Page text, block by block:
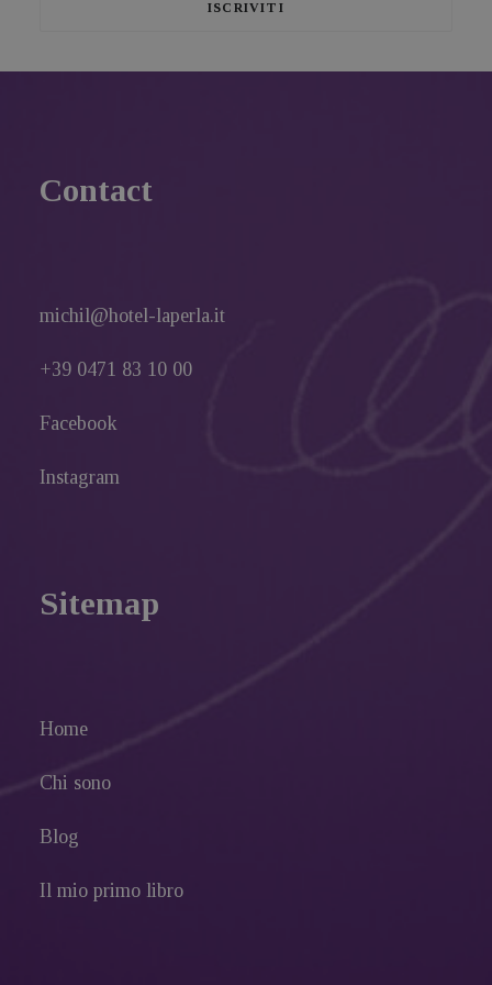
Contact
michil@hotel-laperla.it
+39 0471 83 10 00
Facebook
Instagram
Sitemap
Home
Chi sono
Blog
Il mio primo libro